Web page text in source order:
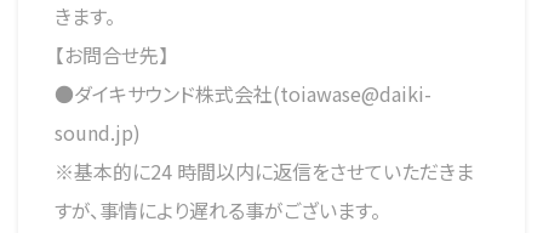
きます。
【お問合せ先】
●ダイキサウンド株式会社(toiawase@daiki-
sound.jp)
※基本的に24 時間以内に返信をさせていただきま
すが、事情により遅れる事がございます。